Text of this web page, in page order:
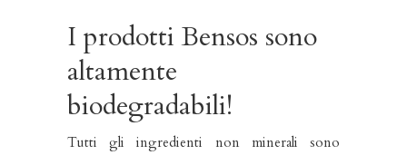
I prodotti Bensos sono
altamente
biodegradabili!
Tutti gli ingredienti non minerali sono